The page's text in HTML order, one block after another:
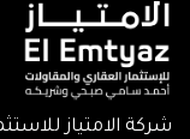
شركة الامتياز